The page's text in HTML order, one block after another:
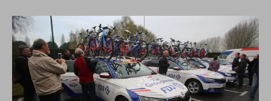
Photos
Vidéos
Adhérez au Club